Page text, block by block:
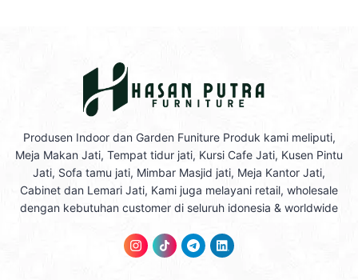
Produsen Indoor dan Garden Funiture Produk kami meliputi,
Meja Makan Jati, Tempat tidur jati, Kursi Cafe Jati, Kusen Pintu
Jati, Sofa tamu jati, Mimbar Masjid jati, Meja Kantor Jati,
Cabinet dan Lemari Jati, Kami juga melayani retail, wholesale
dengan kebutuhan customer di seluruh idonesia & worldwide